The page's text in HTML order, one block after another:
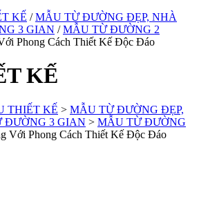
KẾ /MẪU TỪ ĐƯỜNG ĐẸP, NHÀ
3 GIAN /MẪU TỪ ĐƯỜNG 2
Phong Cách Thiết Kế Độc Đáo
KẾ
THIẾT KẾ > MẪU TỪ ĐƯỜNG ĐẸP,
ĐƯỜNG 3 GIAN > MẪU TỪ ĐƯỜNG
Với Phong Cách Thiết Kế Độc Đáo